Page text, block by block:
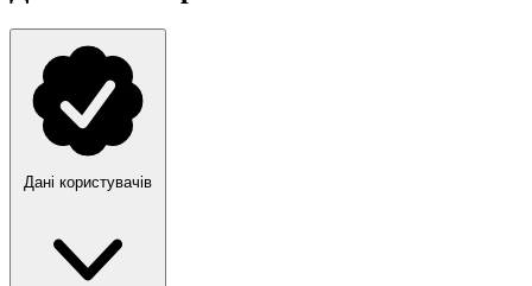
Дані користувачів